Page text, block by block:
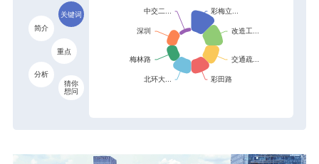
关键词
简介
重点
分析
猜你
想问